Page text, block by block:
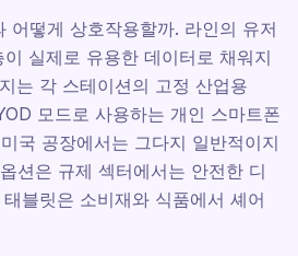
어떻게 상호작용할까. 라인의 유저
실제로 유용한 데이터로 채워지
는 각 스테이션의 고정 산업용
모드로 사용하는 개인 스마트폰
국 공장에서는 그다지 일반적이지
션은 규제 섹터에서는 안전한 디
블릿은 소비재와 식품에서 셰어